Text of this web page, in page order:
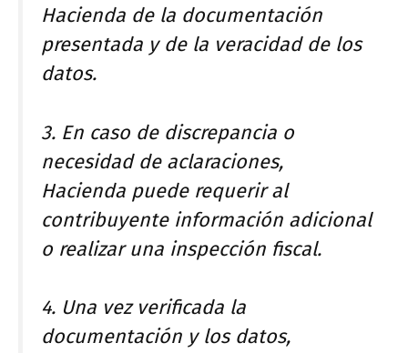
Hacienda de la documentación
presentada y de la veracidad de los
datos.
3. En caso de discrepancia o
necesidad de aclaraciones,
Hacienda puede requerir al
contribuyente información adicional
o realizar una inspección fiscal.
4. Una vez verificada la
documentación y los datos,